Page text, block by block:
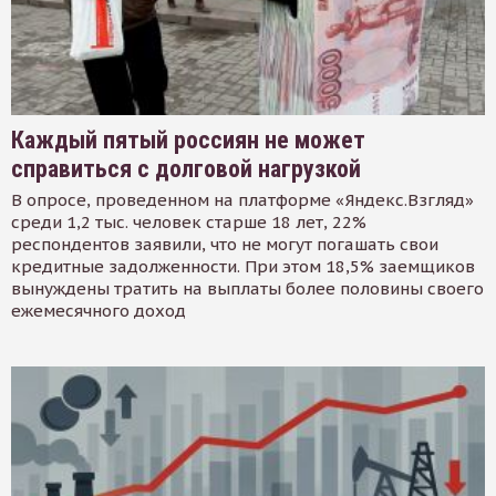
Каждый пятый россиян не может
справиться с долговой нагрузкой
В опросе, проведенном на платформе «Яндекс.Взгляд»
среди 1,2 тыс. человек старше 18 лет, 22%
респондентов заявили, что не могут погашать свои
кредитные задолженности. При этом 18,5% заемщиков
вынуждены тратить на выплаты более половины своего
ежемесячного доход